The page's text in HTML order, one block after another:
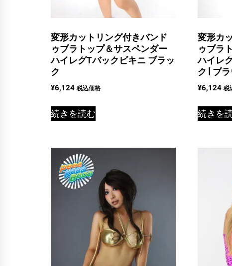
変形カットリング付きバンド
ゥブラトップ＆サスペンダー
ハイレグTバックビキニ ブラッ
ク
¥6,124 税込価格
続きを読む
変形カ
ゥブラ
ハイレ
ク | ブ
¥6,124 税
続きを